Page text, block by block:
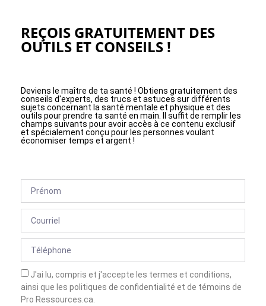
REÇOIS GRATUITEMENT DES
OUTILS ET CONSEILS !
Deviens le maître de ta santé ! Obtiens gratuitement des
conseils d'experts, des trucs et astuces sur différents
sujets concernant la santé mentale et physique et des
outils pour prendre ta santé en main. Il suffit de remplir les
champs suivants pour avoir accès à ce contenu exclusif
et spécialement conçu pour les personnes voulant
économiser temps et argent !
J'ai lu, compris et j'accepte les termes et conditions,
ainsi que les politiques de confidentialité et de témoins de
Pro Ressources.ca.